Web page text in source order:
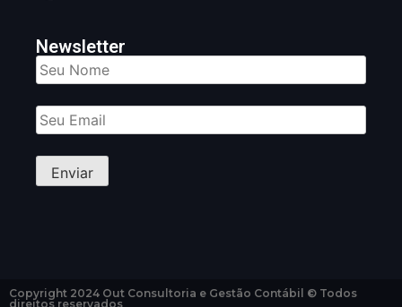
Newsletter
Copyright 2024 Out Consultoria e Gestão Contábil © Todos
direitos reservados